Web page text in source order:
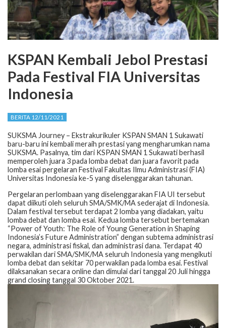
KSPAN Kembali Jebol Prestasi
Pada Festival FIA Universitas
Indonesia
BERITA 12/11/2021
SUKSMA Journey – Ekstrakurikuler KSPAN SMAN 1 Sukawati
baru-baru ini kembali meraih prestasi yang mengharumkan nama
SUKSMA. Pasalnya, tim dari KSPAN SMAN 1 Sukawati berhasil
memperoleh juara 3 pada lomba debat dan juara favorit pada
lomba esai pergelaran Festival Fakultas Ilmu Administrasi (FIA)
Universitas Indonesia ke-5 yang diselenggarakan tahunan.
Pergelaran perlombaan yang diselenggarakan FIA UI tersebut
dapat diikuti oleh seluruh SMA/SMK/MA sederajat di Indonesia.
Dalam festival tersebut terdapat 2 lomba yang diadakan, yaitu
lomba debat dan lomba esai. Kedua lomba tersebut bertemakan
“Power of Youth: The Role of Young Generation in Shaping
Indonesia’s Future Administration” dengan subtema administrasi
negara, administrasi fiskal, dan administrasi dana. Terdapat 40
perwakilan dari SMA/SMK/MA seluruh Indonesia yang mengikuti
lomba debat dan sekitar 70 perwakilan pada lomba esai. Festival
dilaksanakan secara online dan dimulai dari tanggal 20 Juli hingga
grand closing tanggal 30 Oktober 2021.